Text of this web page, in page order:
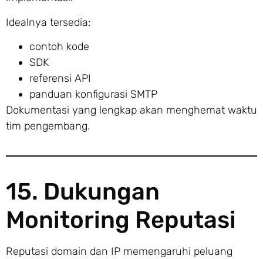
Idealnya tersedia:
contoh kode
SDK
referensi API
panduan konfigurasi SMTP
Dokumentasi yang lengkap akan menghemat waktu
tim pengembang.
15. Dukungan
Monitoring Reputasi
Reputasi domain dan IP memengaruhi peluang